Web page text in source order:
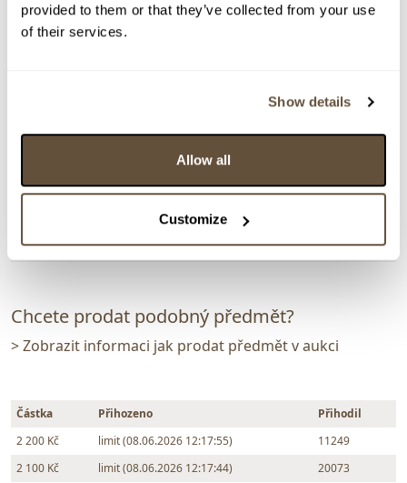
provided to them or that they’ve collected from your use
of their services.
Show details
Allow all
Customize
> zpět na aukční výsledky
VYDRAŽENO
vydraženo za:
2 200 Kč
Chcete prodat podobný předmět?
> Zobrazit informaci jak prodat předmět v aukci
Částka Přihozeno
Přihodil
2 200 Kč
limit (08.06.2026 12:17:55)
11249
2 100 Kč
limit (08.06.2026 12:17:44) 20073